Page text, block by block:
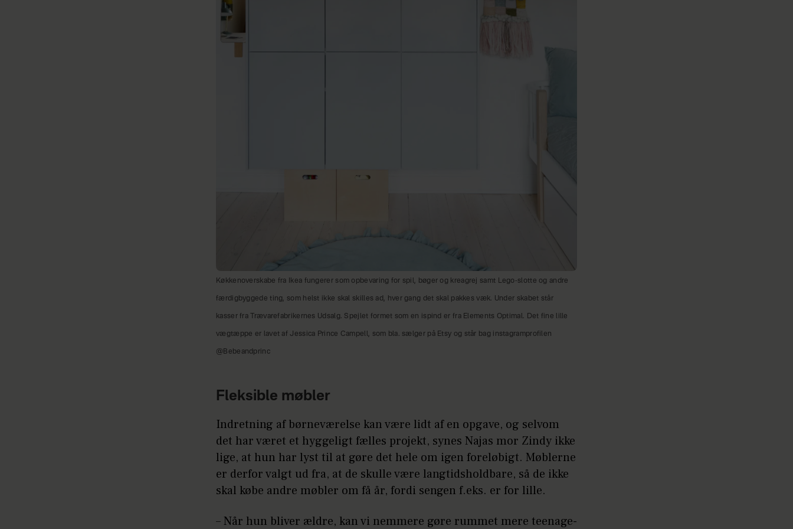
Køkkenoverskabe fra Ikea fungerer som opbevaring for spil, bøger og kreagrej samt Lego-slotte og andre
færdigbyggede ting, som helst ikke skal skilles ad, hver gang det skal pakkes væk. Under skabet står
kasser fra Trævarefabrikernes Udsalg. Spejlet formet som en ispind er fra Elements Optimal. Det fine lille
vægtæppe er lavet af Jessica Prince Campell, som bla. sælger på Etsy og står bag instagramprofilen
@Bebeandprinc
Fleksible møbler
Indretning af børneværelse kan være lidt af en opgave, og selvom
det har været et hyggeligt fælles projekt, synes Najas mor Zindy ikke
lige, at hun har lyst til at gøre det hele om igen foreløbigt. Møblerne
er derfor valgt ud fra, at de skulle være langtidsholdbare, så de ikke
skal købe andre møbler om få år, fordi sengen f.eks. er for lille.
– Når hun bliver ældre, kan vi nemmere gøre rummet mere teenage-